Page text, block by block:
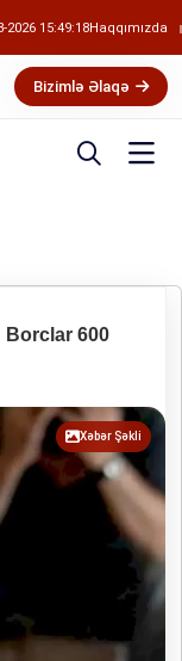
2026 15:49:18Haqqımızda
Bizimlə Əlaqə
Borclar 600
Xəbər Şəkli